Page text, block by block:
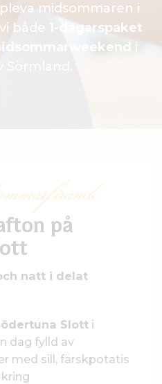
midsommaren i
både
1-dagarspaket
i
på
natt i delat
Slott i
dag fylld av
med sill, färskpotatis